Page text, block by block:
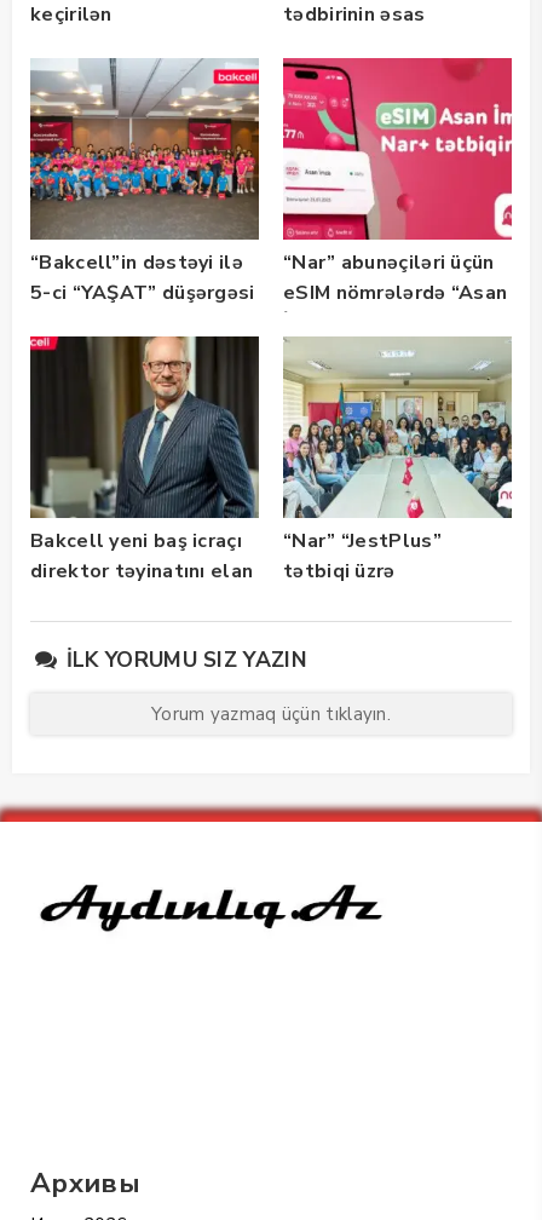
keçirilən
Bootcamp” başladı
tədbirinin əsas
“Bakcell”in dəstəyi ilə
5-ci “YAŞAT” düşərgəsi
“Nar” abunəçiləri üçün
eSIM nömrələrdə “Asan
istifadəyə verildi
Bakcell yeni baş icraçı
direktor təyinatını elan
“Nar” “JestPlus”
tətbiqi üzrə
İLK YORUMU SIZ YAZIN
Yorum yazmaq üçün tıklayın.
Архивы